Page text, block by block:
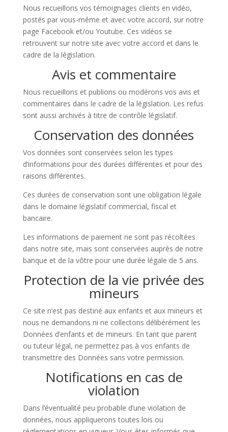
Nous recueillons vos témoignages clients en vidéo,
postés par vous-même et avec votre accord, sur notre
page Facebook et/ou Youtube. Ces vidéos se
retrouvent sur notre site avec votre accord et dans le
cadre de la législation.
Avis et commentaire
Nous recueillons et publions ou modérons vos avis et
commentaires dans le cadre de la législation. Les refus
sont aussi archivés à titre de contrôle législatif.
Conservation des données
Vos données sont conservées selon les types
d’informations pour des durées différentes et pour des
raisons différentes.
Ces durées de conservation sont une obligation légale
dans le domaine législatif commercial, fiscal et
bancaire.
Les informations de paiement ne sont pas récoltées
dans notre site, mais sont conservées auprès de notre
banque et de la vôtre pour une durée légale de 5 ans.
Protection de la vie privée des
mineurs
Ce site n’est pas destiné aux enfants et aux mineurs et
nous ne demandons ni ne collectons délibérément les
Données d’enfants et de mineurs. En tant que parent
ou tuteur légal, ne permettez pas à vos enfants de
transmettre des Données sans votre permission.
Notifications en cas de
violation
Dans l’éventualité peu probable d’une violation de
données, nous appliquerons toutes lois ou